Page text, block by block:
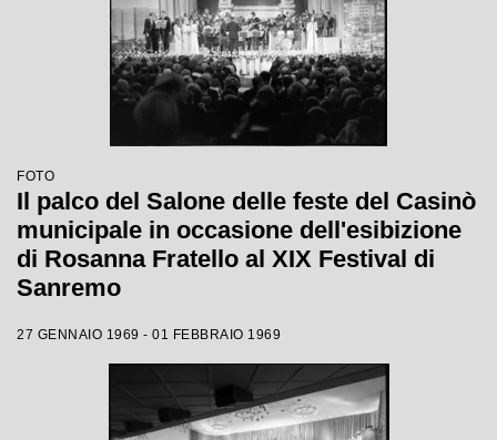
FOTO
Il palco del Salone delle feste del Casinò
municipale in occasione dell'esibizione
di Rosanna Fratello al XIX Festival di
Sanremo
27 GENNAIO 1969 - 01 FEBBRAIO 1969